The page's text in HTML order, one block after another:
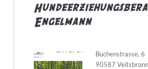
Engelmann
Buchenstrasse, 6
90587 Veitsbronn